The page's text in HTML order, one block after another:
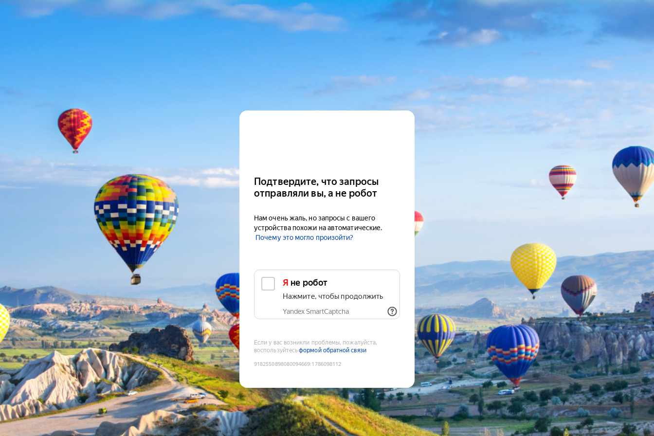
Подтвердите, что запросы
отправляли вы, а не робот
Нам очень жаль, но запросы с вашего
устройства похожи на автоматические.
Почему это могло произойти?
Я не робот
Нажмите, чтобы продолжить
Yandex SmartCaptcha
Если у вас возникли проблемы, пожалуйста,
воспользуйтесьформой обратной связи
9182550898080094669:1786098112